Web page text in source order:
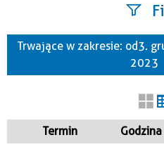
Szukana fraza
Trwające w zakresie: od 3.
2023
Termin Godzina